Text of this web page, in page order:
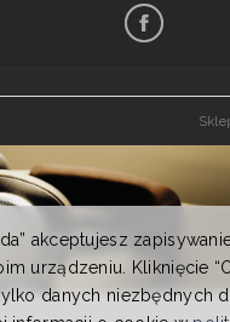
akceptujesz
urządzeniu. Kliknięcie
danych niezbędnych